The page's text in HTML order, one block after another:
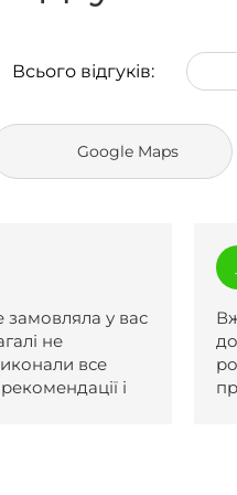
Всього відгуків:
Google Maps
по вашу
Першу
одної
разу. За